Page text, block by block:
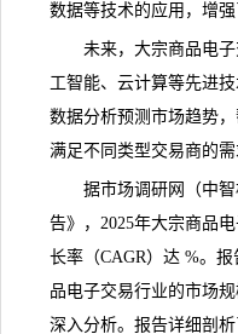
数据等技术的应用，增
未来，大宗商品电子
工智能、云计算等先进
数据分析预测市场趋势
满足不同类型交易商的
据市场调研网（中
告》，2025年大宗商品
长率（CAGR）达 %。
品电子交易行业的市场
深入分析。报告详细剖